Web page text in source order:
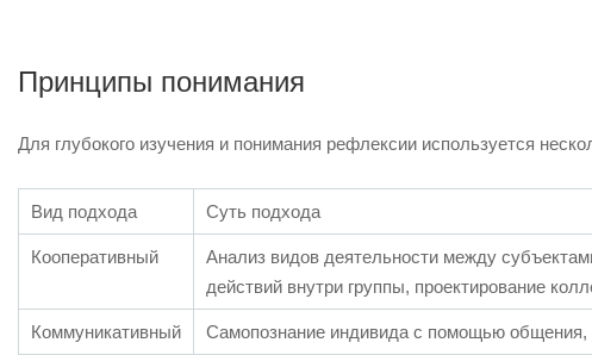
Принципы понимания
Для глубокого изучения и понимания рефлексии используется
Вид подхода Суть подхода
Кооперативный
Анализ видов деятельности между
действий внутри группы, проектирование
Коммуникативный Самопознание индивида с помощью общения,